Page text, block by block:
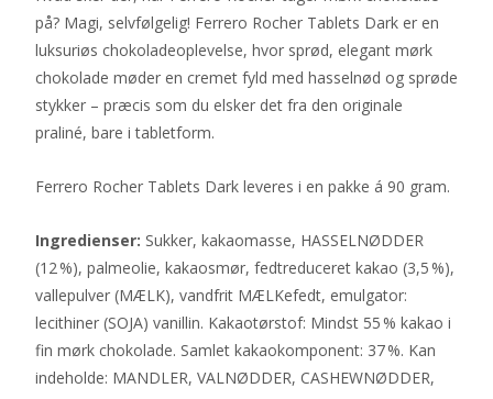
på? Magi, selvfølgelig! Ferrero Rocher Tablets Dark er en
luksuriøs chokoladeoplevelse, hvor sprød, elegant mørk
chokolade møder en cremet fyld med hasselnød og sprøde
stykker – præcis som du elsker det fra den originale
praliné, bare i tabletform.
Ferrero Rocher Tablets Dark leveres i en pakke á 90 gram.
Ingredienser: Sukker, kakaomasse, HASSELNØDDER
(12 %), palmeolie, kakaosmør, fedtreduceret kakao (3,5 %),
vallepulver (MÆLK), vandfrit MÆLKefedt, emulgator:
lecithiner (SOJA) vanillin. Kakaotørstof: Mindst 55 % kakao i
fin mørk chokolade. Samlet kakaokomponent: 37 %. Kan
indeholde: MANDLER, VALNØDDER, CASHEWNØDDER,